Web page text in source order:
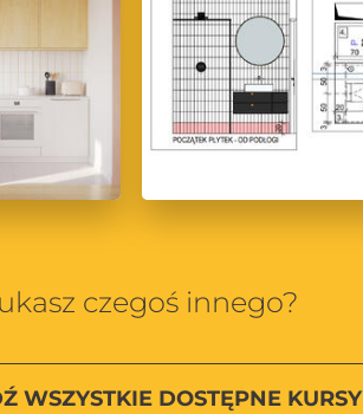
czegoś innego?
WSZYSTKIEDOSTĘPNE KURSY